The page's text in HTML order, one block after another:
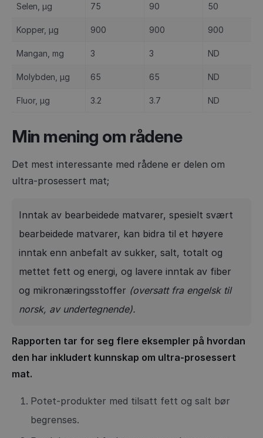
Selen, µg 75 90 50
Kopper, µg 900 900 900
Mangan, mg 3 3 ND
Molybden, µg 65 65 ND
Fluor, µg 3.2 3.7 ND
Min mening om rådene
Det mest interessante med rådene er delen om
ultra-prosessert mat;
Inntak av bearbeidede matvarer, spesielt svært
bearbeidede matvarer, kan bidra til et høyere
inntak enn anbefalt av sukker, salt, totalt og
mettet fett og energi, og lavere inntak av fiber
og mikronæringsstoffer (oversatt fra engelsk til
norsk, av undertegnende).
Rapporten tar for seg flere eksempler på hvordan
den har inkludert kunnskap om ultra-prosessert
mat.
Potet-produkter med tilsatt fett og salt bør
begrenses.